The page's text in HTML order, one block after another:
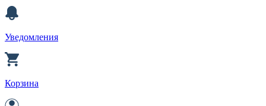
Уведомления
Корзина